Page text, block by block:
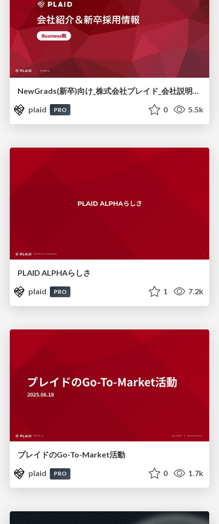
plaid
PRO 0 5.5k
PLAID ALPHAらしさ
plaid
PRO 1 7.2k
プレイドのGo-To-Market活動
plaid
PRO 0 1.7k